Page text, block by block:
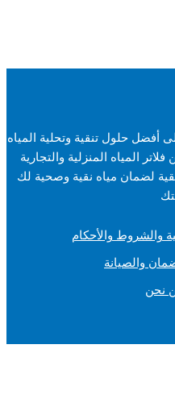
أفضل حلول تنقية وتحلية المياه
المياه المنزلية والتجارية
لضمان مياه نقية وصحية لك
والشروط والأحكام
والصيانة
نحن